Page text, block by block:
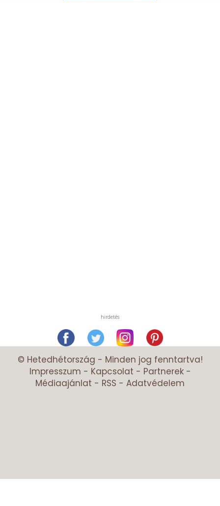
hirdetés
© Hetedhétország - Minden jog fenntartva!
Impresszum - Kapcsolat - Partnerek-
Médiaajánlat - RSS - Adatvédelem